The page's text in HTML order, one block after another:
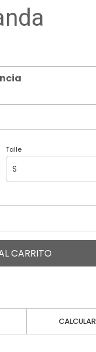
Talle
CARRITO
CALCULAR